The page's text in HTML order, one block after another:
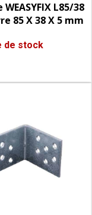
WEASYFIX L85/38
85 X 38 X 5 mm
de stock